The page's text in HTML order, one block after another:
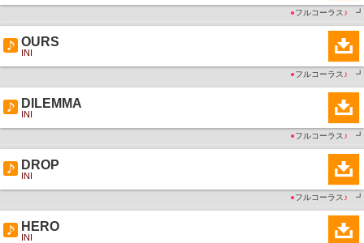
●フルコーラス ♪ ┛
OURS
INI
●フルコーラス ♪ ┛
DILEMMA
INI
●フルコーラス ♪ ┛
DROP
INI
●フルコーラス ♪ ┛
HERO
INI